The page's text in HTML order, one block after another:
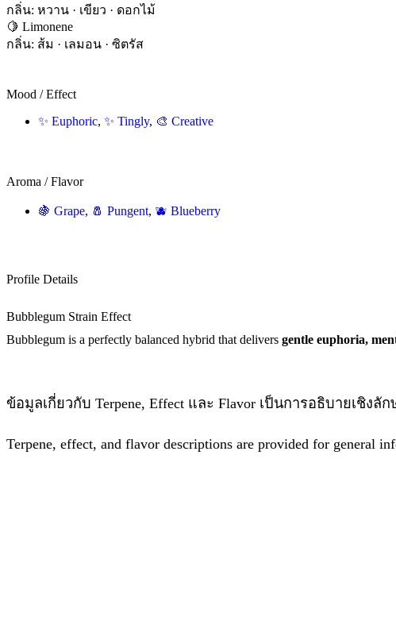
กลิ่น: หวาน · เขียว · ดอกไม้
🍋 Limonene
กลิ่น: ส้ม · เลมอน · ซิตรัส
Mood / Effect
✨ Euphoric, ✨ Tingly, 🎨 Creative
Aroma / Flavor
🍇 Grape, 🧂 Pungent, 🫐 Blueberry
Profile Details
Bubblegum Strain Effect
Bubblegum is a perfectly balanced hybrid that delivers gentle euphoria,
ข้อมูลเกี่ยวกับ Terpene, Effect และ Flavor เป็นการอธิบายเ
Terpene, effect, and flavor descriptions are provided for general